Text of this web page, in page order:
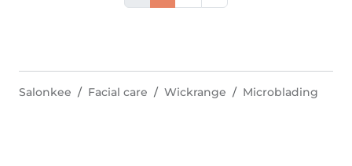
Salonkee Facial care Wickrange Microblading